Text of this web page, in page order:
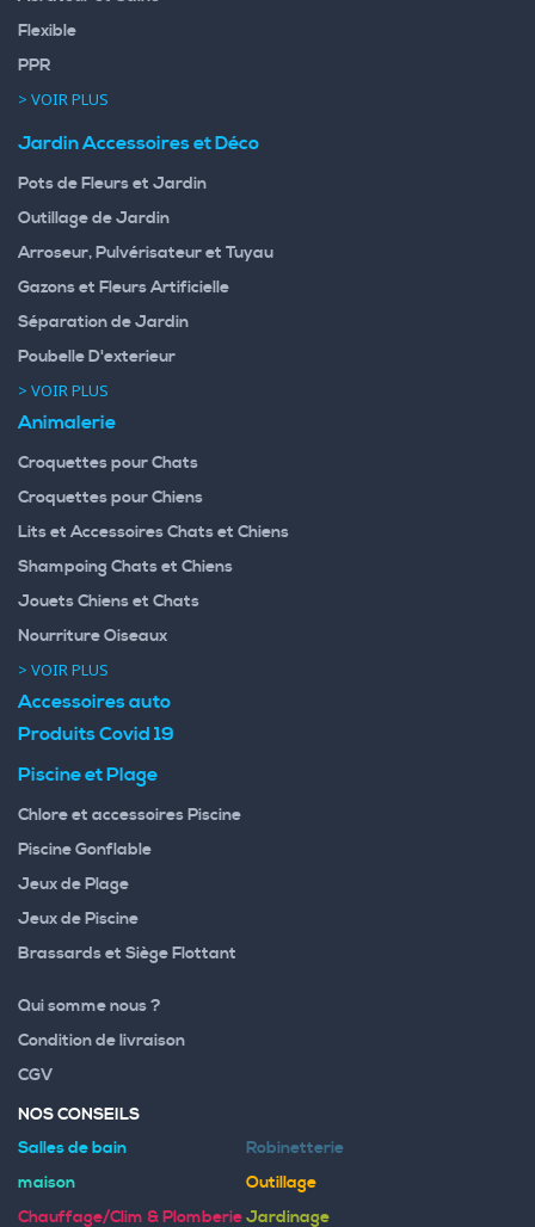
Flexible
PPR
> VOIR PLUS
Jardin Accessoires et Déco
Pots de Fleurs et Jardin
Outillage de Jardin
Arroseur, Pulvérisateur et Tuyau
Gazons et Fleurs Artificielle
Séparation de Jardin
Poubelle D'exterieur
> VOIR PLUS
Animalerie
Croquettes pour Chats
Croquettes pour Chiens
Lits et Accessoires Chats et Chiens
Shampoing Chats et Chiens
Jouets Chiens et Chats
Nourriture Oiseaux
> VOIR PLUS
Accessoires auto
Produits Covid 19
Piscine et Plage
Chlore et accessoires Piscine
Piscine Gonflable
Jeux de Plage
Jeux de Piscine
Brassards et Siège Flottant
Qui somme nous ?
Condition de livraison
CGV
NOS CONSEILS
Salles de bain
Robinetterie
maison
Outillage
Chauffage/Clim & PlomberieJardinage